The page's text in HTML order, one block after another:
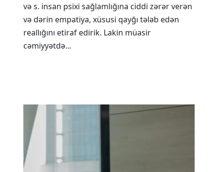
və s. insan psixi sağlamlığına ciddi zərər verən
və dərin empatiya, xüsusi qayğı tələb edən
reallığını etiraf edirik. Lakin müasir
cəmiyyətdə…